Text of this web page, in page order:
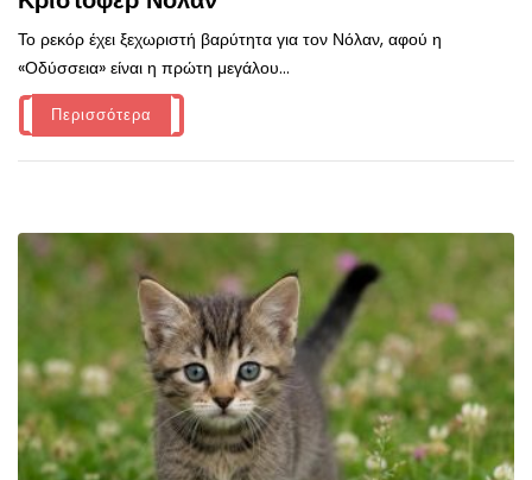
Το ρεκόρ έχει ξεχωριστή βαρύτητα για τον Νόλαν, αφού η
«Οδύσσεια» είναι η πρώτη μεγάλου...
Περισσότερα